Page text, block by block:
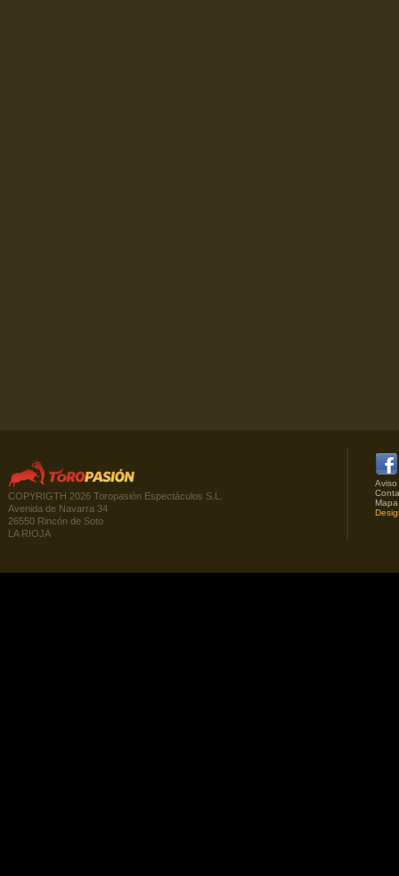
COPYRIGTH 2026 Toropasión Espectáculos S.L.
Avenida de Navarra 34
26550 Rincón de Soto
LA RIOJA